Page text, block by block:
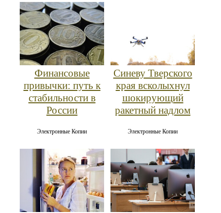
Финансовые
привычки: путь к
стабильности в
России
Электронные Копии
Синеву Тверского
края всколыхнул
шокирующий
ракетный надлом
Электронные Копии